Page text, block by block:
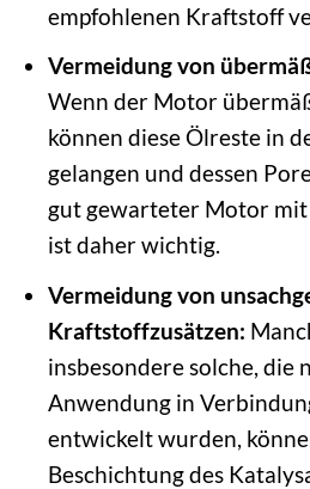
empfohlenen Kraftstoff
Vermeidung von
Wenn der Motor
können diese Ölreste in
gelangen und dessen
gut gewarteter Motor
ist daher wichtig.
Vermeidung von
Kraftstoffzusätzen:
insbesondere solche, die
Anwendung in
entwickelt wurden,
Beschichtung des